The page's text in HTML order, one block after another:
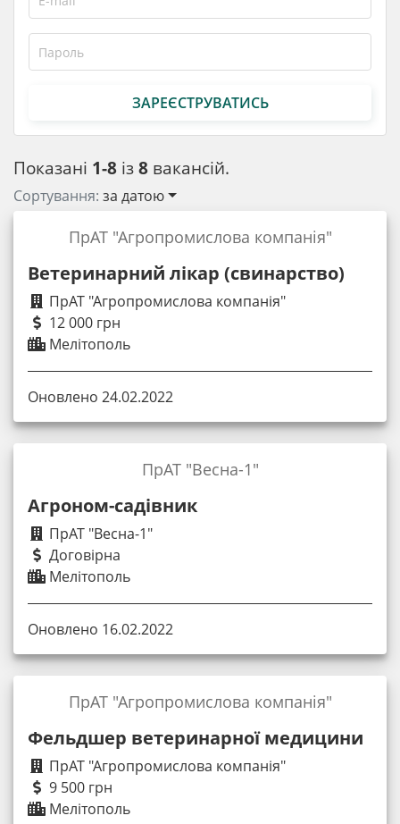
Показані 1-8 із8 вакансій.
Сортування: за датою
Ветеринарний лікар (свинарство)
ПрАТ "Агропромислова компанія"
12 000 грн
Мелітополь
ПрАТ "Агропромислова компанія"
Оновлено 24.02.2022
Агроном-садівник
ПрАТ "Весна-1"
Договірна
Мелітополь
ПрАТ "Весна-1"
Оновлено 16.02.2022
Фельдшер ветеринарної медицини
ПрАТ "Агропромислова компанія"
9 500 грн
Мелітополь
ПрАТ "Агропромислова компанія"
ЗАРЕЄСТРУВАТИСЬ